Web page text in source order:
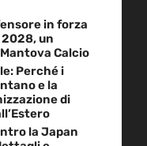
in forza
un
Calcio
Perché i
e la
di
la Japan